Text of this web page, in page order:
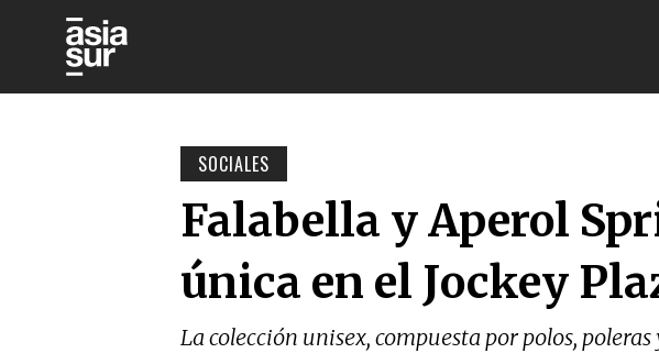
SOCIALES
Falabella y Aperol
única en el Jockey
La colección unisex, compuesta por polos,